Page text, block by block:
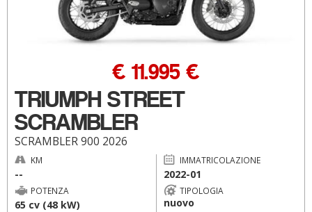
TRIUMPH STREET
SCRAMBLER
SCRAMBLER 900 2026
€ 11.995 €
KM
--
IMMATRICOLAZIONE
2022-01
POTENZA
65 cv (48 kW)
TIPOLOGIA
nuovo